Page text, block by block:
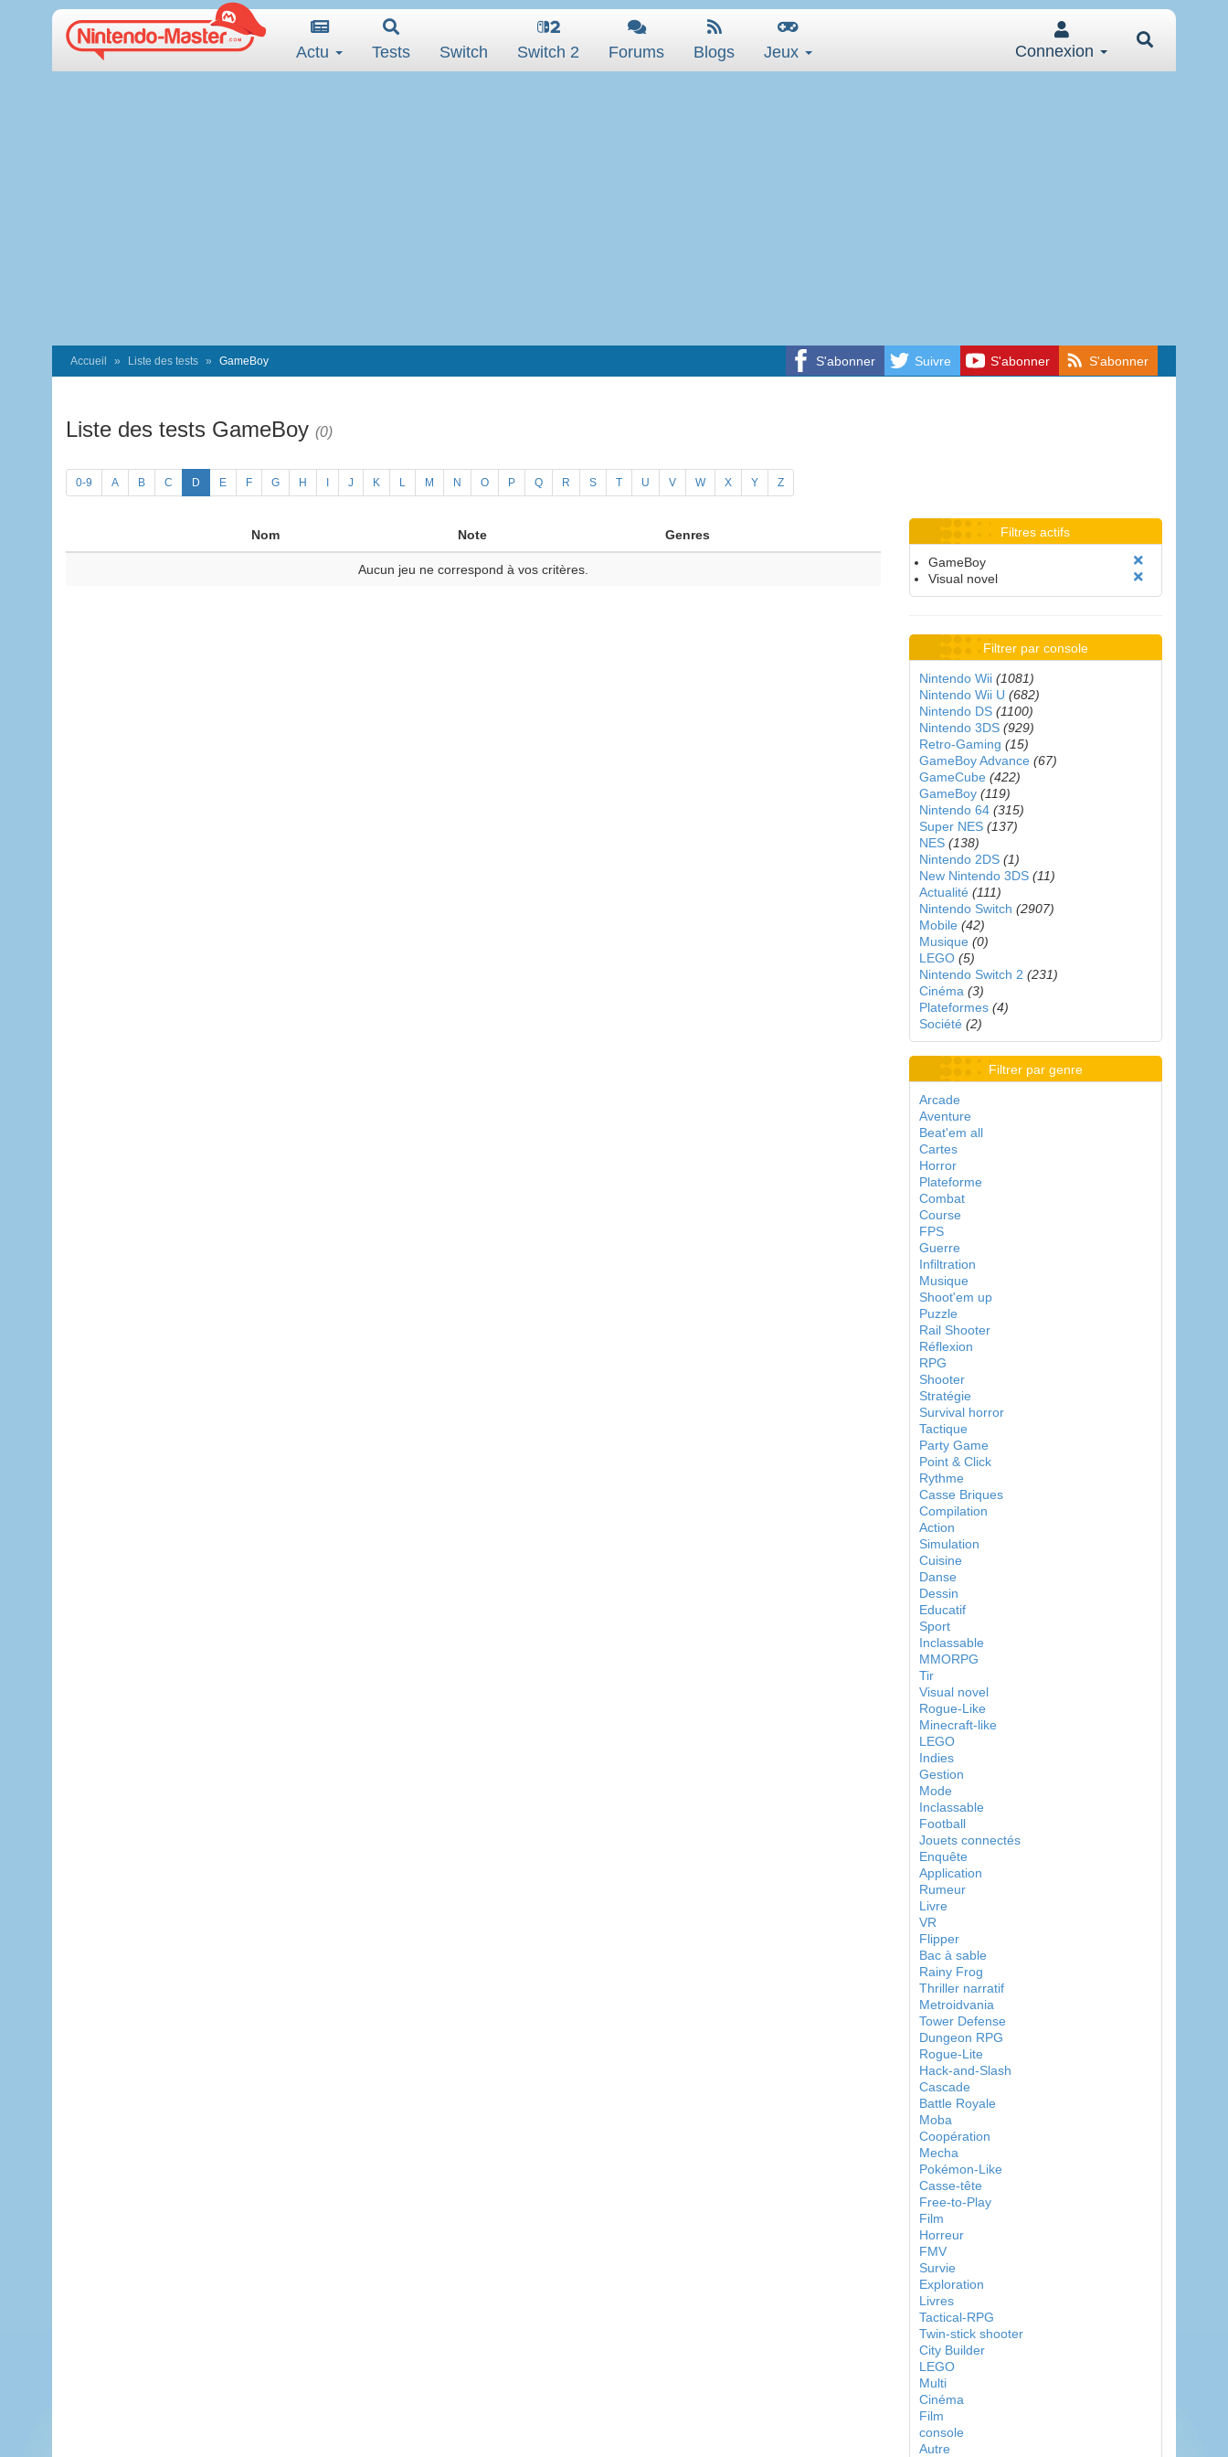
Actu Tests Switch Switch 2 Forums Blogs Jeux Connexion
S'abonner Suivre S'abonner S'abonner
Accueil Liste des tests GameBoy
Liste des tests GameBoy (0)
0-9 A B C D E F G H J K L M N O P Q R S T U V W X Y Z
Nom Note Genres
Aucun jeu ne correspond à vos critères.
Filtres actifs
GameBoy
Visual novel
Filtrer par console
Nintendo Wii (1081)
Nintendo Wii U (682)
Nintendo DS (1100)
Nintendo 3DS (929)
Retro-Gaming (15)
GameBoy Advance (67)
GameCube (422)
GameBoy (119)
Nintendo 64 (315)
Super NES (137)
NES (138)
Nintendo 2DS (1)
New Nintendo 3DS (11)
Actualité (111)
Nintendo Switch (2907)
Mobile (42)
Musique (0)
LEGO (5)
Nintendo Switch 2 (231)
Cinéma (3)
Plateformes (4)
Société (2)
Filtrer par genre
Arcade
Aventure
Beat'em all
Cartes
Horror
Plateforme
Combat
Course
FPS
Guerre
Infiltration
Musique
Shoot'em up
Puzzle
Rail Shooter
Réflexion
RPG
Shooter
Stratégie
Survival horror
Tactique
Party Game
Point & Click
Rythme
Casse Briques
Compilation
Action
Simulation
Cuisine
Danse
Dessin
Educatif
Sport
Inclassable
MMORPG
Tir
Visual novel
Rogue-Like
Minecraft-like
LEGO
Indies
Gestion
Mode
Inclassable
Football
Jouets connectés
Enquête
Application
Rumeur
Livre
VR
Flipper
Bac à sable
Rainy Frog
Thriller narratif
Metroidvania
Tower Defense
Dungeon RPG
Rogue-Lite
Hack-and-Slash
Cascade
Battle Royale
Moba
Coopération
Mecha
Pokémon-Like
Casse-tête
Free-to-Play
Film
Horreur
FMV
Survie
Exploration
Livres
Tactical-RPG
Twin-stick shooter
City Builder
LEGO
Multi
Cinéma
Film
console
Autre